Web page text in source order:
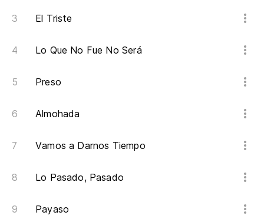
El Triste
Lo Que No Fue No Será
Preso
Almohada
Vamos a Darnos Tiempo
Lo Pasado, Pasado
Payaso